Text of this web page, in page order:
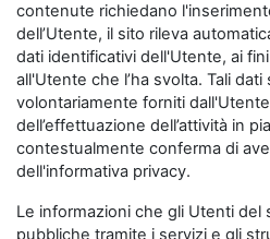
contenute richiedano
dell’Utente, il sito rileva
dati identificativi dell'Utente, ai fini
all'Utente che l’ha svolta. Tali
volontariamente forniti
dell’effettuazione dell’attività in
contestualmente conferma di
dell'informativa privacy.
Le informazioni che gli Utenti del
pubbliche tramite i servizi e gli